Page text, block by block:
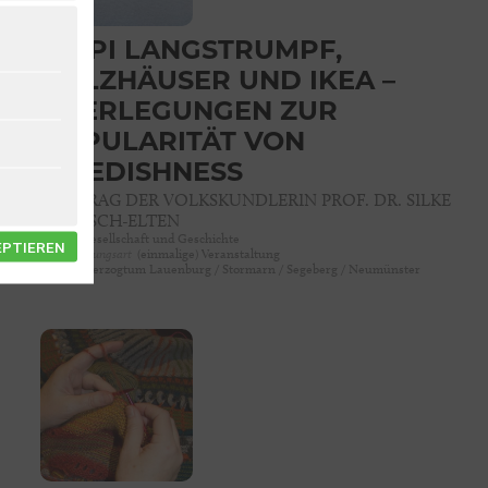
PIPPI LANGSTRUMPF,
HOLZHÄUSER UND IKEA –
ÜBERLEGUNGEN ZUR
POPULARITÄT VON
SWEDISHNESS
VORTRAG DER VOLKSKUNDLERIN PROF. DR. SILKE
GÖTTSCH-ELTEN
Veranstaltungsart